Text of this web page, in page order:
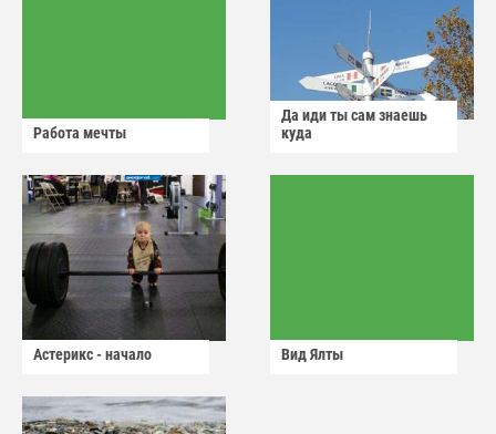
Работа мечты
Да иди ты сам знаешь
куда
Астерикс - начало Вид Ялты